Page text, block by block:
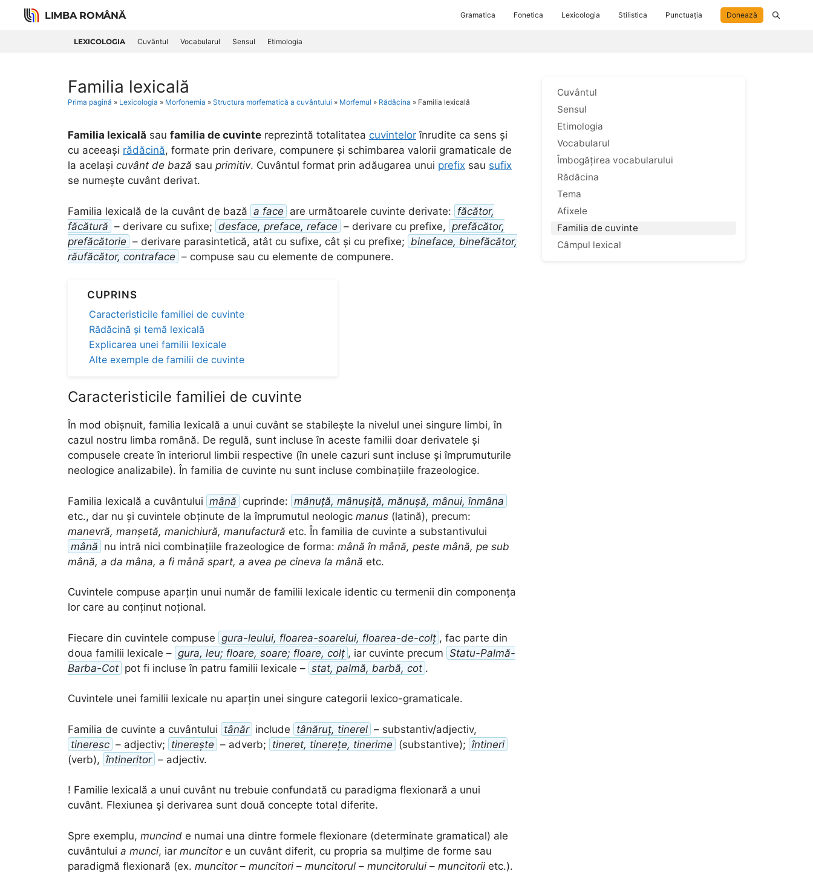
LIMBA ROMÂNĂ Gramatica Fonetica Lexicologia Stilistica Punctuația Donează
LEXICOLOGIA Cuvântul Vocabularul Sensul Etimologia
Familia lexicală
Prima pagină » Lexicologia » Morfonemia » Structura morfematică a cuvântului » Morfemul » Rădăcina » Familia lexicală
Familia lexicală sau familia de cuvinte reprezintă totalitatea cuvintelor înrudite ca sens și
cu aceeași rădăcină, formate prin derivare, compunere și schimbarea valorii gramaticale de
la același cuvânt de bază sau primitiv. Cuvântul format prin adăugarea unui prefix sau sufix
se numește cuvânt derivat.
Familia lexicală de la cuvânt de bază a face are următoarele cuvinte derivate: făcător,
făcătură – derivare cu sufixe; desface, preface, reface – derivare cu prefixe, prefăcător,
prefăcătorie – derivare parasintetică, atât cu sufixe, cât și cu prefixe; bineface, binefăcător,
răufăcător, contraface – compuse sau cu elemente de compunere.
CUPRINS
Caracteristicile familiei de cuvinte
Rădăcină și temă lexicală
Explicarea unei familii lexicale
Alte exemple de familii de cuvinte
Caracteristicile familiei de cuvinte
În mod obișnuit, familia lexicală a unui cuvânt se stabilește la nivelul unei singure limbi, în
cazul nostru limba română. De regulă, sunt incluse în aceste familii doar derivatele și
compusele create în interiorul limbii respective (în unele cazuri sunt incluse și împrumuturile
neologice analizabile). În familia de cuvinte nu sunt incluse combinațiile frazeologice.
Familia lexicală a cuvântului mână cuprinde: mânuță, mânușiță, mănușă, mânui, înmâna
etc., dar nu și cuvintele obținute de la împrumutul neologic manus (latină), precum:
manevră, manșetă, manichiură, manufactură etc. În familia de cuvinte a substantivului
mână nu intră nici combinațiile frazeologice de forma: mână în mână, peste mână, pe sub
mână, a da mâna, a fi mână spart, a avea pe cineva la mână etc.
Cuvintele compuse aparțin unui număr de familii lexicale identic cu termenii din componența
lor care au conținut noțional.
Fiecare din cuvintele compuse gura-leului, floarea-soarelui, floarea-de-colț , fac parte din
doua familii lexicale – gura, leu; floare, soare; floare, colț , iar cuvinte precum Statu-Palmă-
Barba-Cot pot fi incluse în patru familii lexicale – stat, palmă, barbă, cot .
Cuvintele unei familii lexicale nu aparțin unei singure categorii lexico-gramaticale.
Familia de cuvinte a cuvântului tânăr include tânăruț, tinerel – substantiv/adjectiv,
tineresc – adjectiv; tinerește – adverb; tineret, tinerețe, tinerime (substantive); întineri
(verb), întineritor – adjectiv.
! Familie lexicală a unui cuvânt nu trebuie confundată cu paradigma flexionară a unui
cuvânt. Flexiunea şi derivarea sunt două concepte total diferite.
Spre exemplu, muncind e numai una dintre formele flexionare (determinate gramatical) ale
cuvântului a munci, iar muncitore un cuvânt diferit, cu propria sa mulțime de forme sau
paradigmă flexionară (ex. muncitor– muncitori – muncitorul – muncitorului – muncitorii etc.).
Cuvântul
Sensul
Etimologia
Vocabularul
Îmbogățirea vocabularului
Rădăcina
Tema
Afixele
Familia de cuvinte
Câmpul lexical